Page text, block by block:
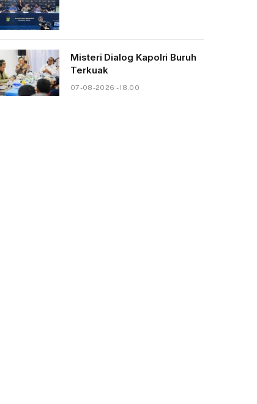
Misteri Dialog Kapolri Buruh
Terkuak
07-08-2026 - 18.00